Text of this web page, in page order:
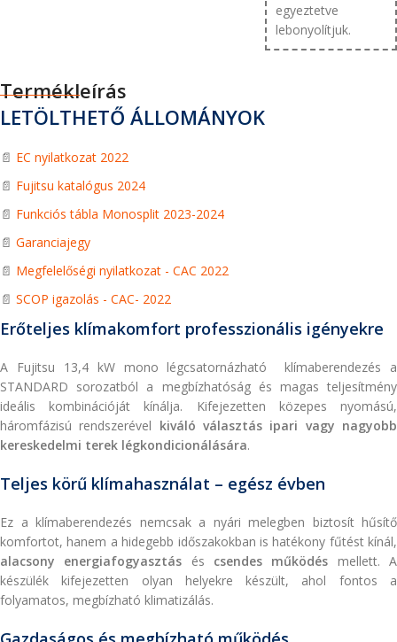
egyeztetve
lebonyolítjuk.
Termékleírás
LETÖLTHETŐ ÁLLOMÁNYOK
📄 EC nyilatkozat 2022
📄 Fujitsu katalógus 2024
📄 Funkciós tábla Monosplit 2023-2024
📄 Garanciajegy
📄 Megfelelőségi nyilatkozat - CAC 2022
📄 SCOP igazolás - CAC- 2022
Erőteljes klímakomfort professzionális igényekre
A Fujitsu 13,4 kW mono légcsatornázható klímaberendezés a
STANDARD sorozatból a megbízhatóság és magas teljesítmény
ideális kombinációját kínálja. Kifejezetten közepes nyomású,
háromfázisú rendszerével kiváló választás ipari vagy nagyobb
kereskedelmi terek légkondicionálására.
Teljes körű klímahasználat – egész évben
Ez a klímaberendezés nemcsak a nyári melegben biztosít hűsítő
komfortot, hanem a hidegebb időszakokban is hatékony fűtést kínál,
alacsony energiafogyasztás és csendes működés mellett. A
készülék kifejezetten olyan helyekre készült, ahol fontos a
folyamatos, megbízható klimatizálás.